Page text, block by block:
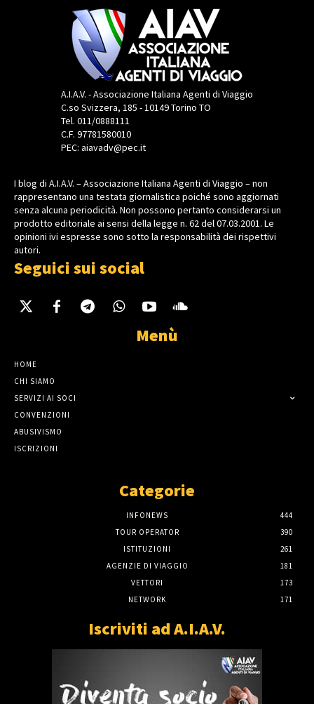
A.I.A.V. - Associazione Italiana Agenti di Viaggio
C.so Svizzera, 185 - 10149 Torino TO
Tel. 011/0888111
C.F. 97781580010
PEC: aiavadv@pec.it
I blog di A.I.A.V. – Associazione Italiana Agenti di Viaggio – non
rappresentano una testata giornalistica poiché sono aggiornati
senza alcuna periodicità. Non possono pertanto considerarsi un
prodotto editoriale ai sensi della legge n. 62 del 07.03.2001. Le
opinioni ivi espresse sono sotto la responsabilità dei rispettivi
autori.
Seguici sui social
Menù
HOME
CHI SIAMO
SERVIZI AI SOCI
CONVENZIONI
ABUSIVISMO
ISCRIZIONI
Categorie
INFONEWS
444
TOUR OPERATOR
390
ISTITUZIONI
261
AGENZIE DI VIAGGIO
181
VETTORI
173
NETWORK
171
Iscriviti ad A.I.A.V.